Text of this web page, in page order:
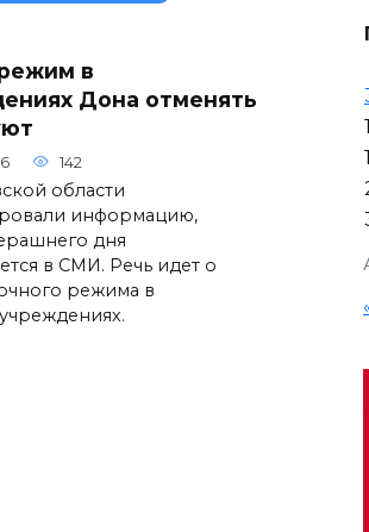
в
Дона отменять
142
области
информацию,
дня
в СМИ. Речь идет о
режима в